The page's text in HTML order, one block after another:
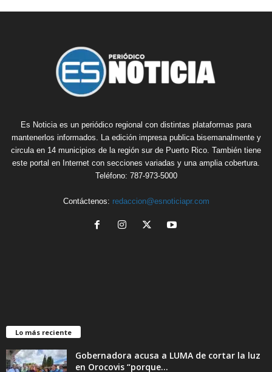
Es Noticia es un periódico regional con distintas plataformas para
mantenerlos informados. La edición impresa publica bisemanalmente y
circula en 14 municipios de la región sur de Puerto Rico. También tiene
este portal en Internet con secciones variadas y una amplia cobertura.
Teléfono: 787-973-5000
Contáctenos: redaccion@esnoticiapr.com
Lo más reciente
Gobernadora acusa a LUMA de cortar la luz
en Orocovis “porque...